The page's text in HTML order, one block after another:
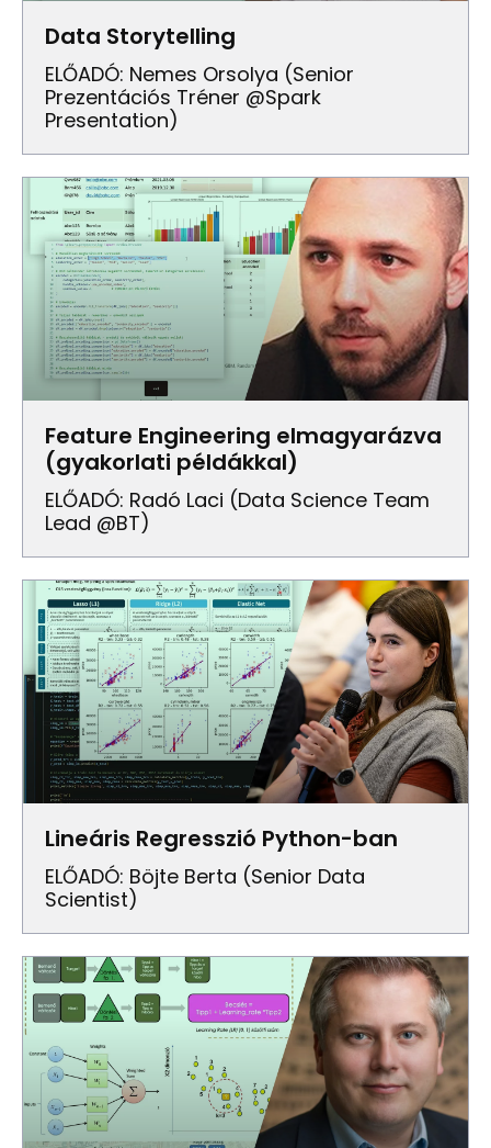
Data Storytelling
ELŐADÓ: Nemes Orsolya (Senior
Prezentációs Tréner @Spark
Presentation)
Feature Engineering elmagyarázva
(gyakorlati példákkal)
ELŐADÓ: Radó Laci (data Science Team
Lead @BT)
Lineáris Regresszió Python-ban
ELŐADÓ: Böjte Berta (senior Data
Scientist)